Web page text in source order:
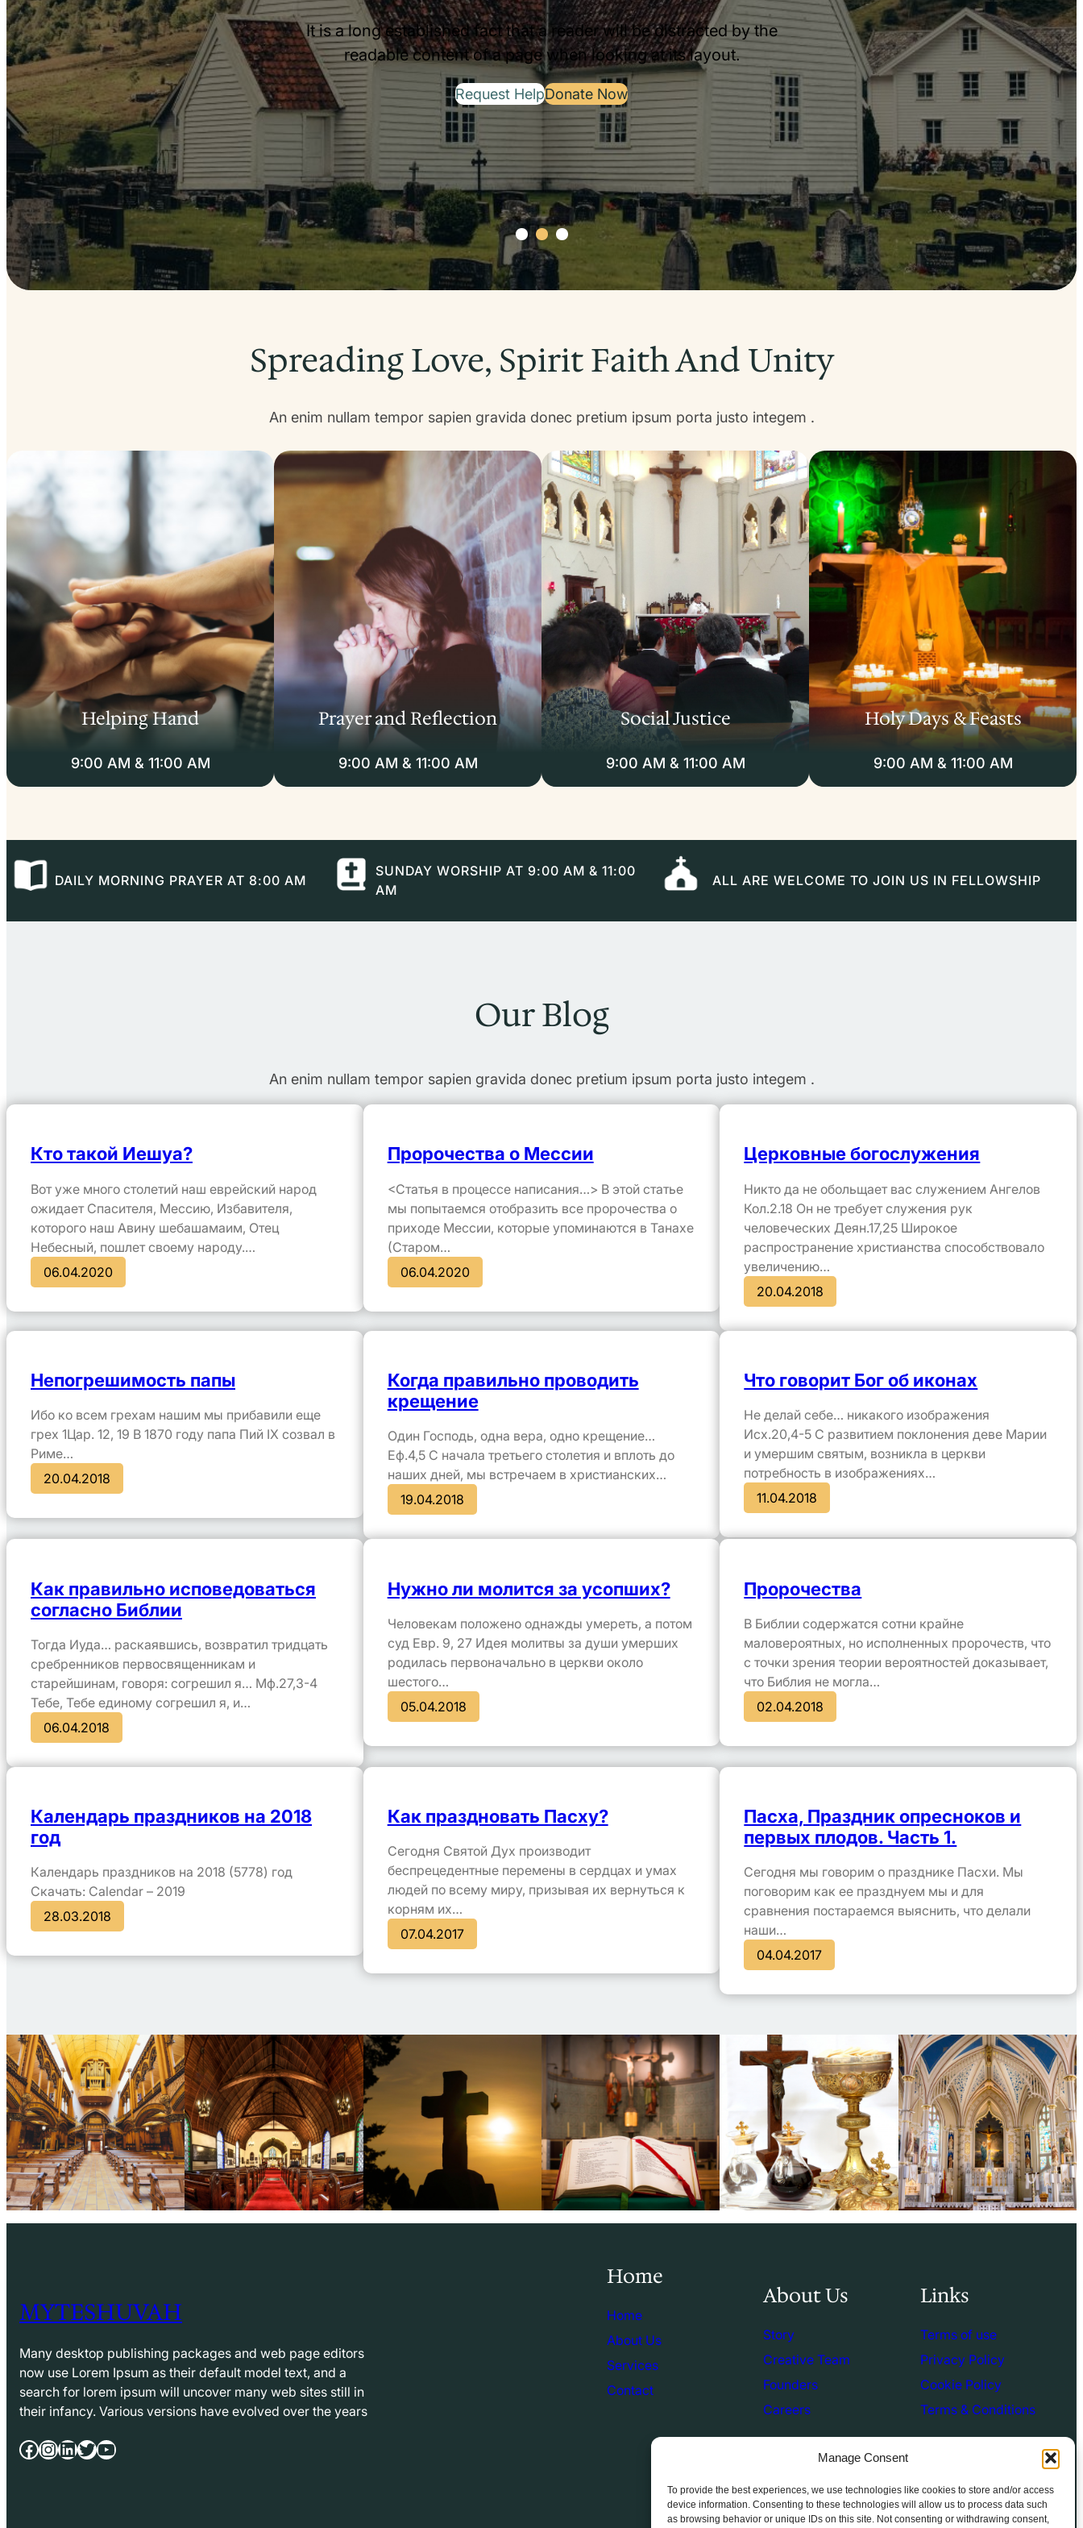
Manage Consent
To provide the best experiences, we use technologies like cookies to store and/or access
device information. Consenting to these technologies will allow us to process data such
as browsing behavior or unique IDs on this site. Not consenting or withdrawing consent,
It is a long established fact that a reader will be distracted by the
readable content of a page when looking at its layout.
Request HelpDonate Now
Spreading Love, Spirit Faith And Unity
An enim nullam tempor sapien gravida donec pretium ipsum porta justo integem .
Helping Hand
9:00 AM & 11:00 AM
Prayer and Reflection
9:00 AM & 11:00 AM
Social Justice
9:00 AM & 11:00 AM
Holy Days & Feasts
9:00 AM & 11:00 AM
DAILY MORNING PRAYER AT 8:00 AM
SUNDAY WORSHIP AT 9:00 AM & 11:00
AM
ALL ARE WELCOME TO JOIN US IN FELLOWSHIP
Our Blog
An enim nullam tempor sapien gravida donec pretium ipsum porta justo integem .
Кто такой Иешуа?
Вот уже много столетий наш еврейский народ
ожидает Спасителя, Мессию, Избавителя,
которого наш Авину шебашамаим, Отец
Небесный, пошлет своему народу.…
06.04.2020
Пророчества о Мессии
<Статья в процессе написания…> В этой статье
мы попытаемся отобразить все пророчества о
приходе Мессии, которые упоминаются в Танахе
(Старом…
06.04.2020
Церковные богослужения
Никто да не обольщает вас служением Ангелов
Кол.2.18 Он не требует служения рук
человеческих Деян.17,25 Широкое
распространение христианства способствовало
увеличению…
20.04.2018
Непогрешимость папы
Ибо ко всем грехам нашим мы прибавили еще
грех 1Цар. 12, 19 В 1870 году папа Пий IX созвал в
Риме…
20.04.2018
Когда правильно проводить
крещение
Один Господь, одна вера, одно крещение…
Еф.4,5 С начала третьего столетия и вплоть до
наших дней, мы встречаем в христианских…
19.04.2018
Что говорит Бог об иконах
Не делай себе… никакого изображения
Исх.20,4-5 С развитием поклонения деве Марии
и умершим святым, возникла в церкви
потребность в изображениях…
11.04.2018
Как правильно исповедоваться
согласно Библии
Тогда Иуда… раскаявшись, возвратил тридцать
сребренников первосвященникам и
старейшинам, говоря: согрешил я… Мф.27,3-4
Тебе, Тебе единому согрешил я, и…
06.04.2018
Нужно ли молится за усопших?
Человекам положено однажды умереть, а потом
суд Евр. 9, 27 Идея молитвы за души умерших
родилась первоначально в церкви около
шестого…
05.04.2018
Пророчества
В Библии содержатся сотни крайне
маловероятных, но исполненных пророчеств, что
с точки зрения теории вероятностей доказывает,
что Библия не могла…
02.04.2018
Календарь праздников на 2018
год
Календарь праздников на 2018 (5778) год
Скачать: Calendar – 2019
28.03.2018
Как праздновать Пасху?
Сегодня Святой Дух производит
беспрецедентные перемены в сердцах и умах
людей по всему миру, призывая их вернуться к
корням их…
07.04.2017
Пасха, Праздник опресноков и
первых плодов. Часть 1.
Сегодня мы говорим о празднике Пасхи. Мы
поговорим как ее празднуем мы и для
сравнения постараемся выяснить, что делали
наши…
04.04.2017
MYTESHUVAH
Many desktop publishing packages and web page editors
now use Lorem Ipsum as their default model text, and a
search for lorem ipsum will uncover many web sites still in
their infancy. Various versions have evolved over the years
Facebook InstagramLinkedIn Twitter YouTube
Home
Home
About Us
Services
Contact
About Us
Story
Creative Team
Founders
Careers
Links
Terms of use
Privacy Policy
Cookie Policy
Terms & Conditions